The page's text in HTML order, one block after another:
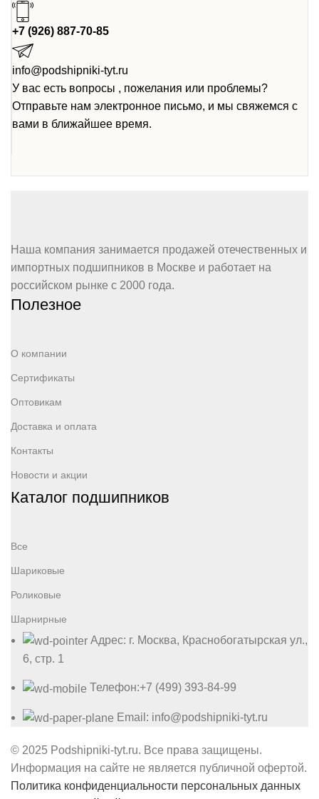
+7 (926) 887-70-85
info@podshipniki-tyt.ru
У вас есть вопросы , пожелания или проблемы?
Отправьте нам электронное письмо, и мы свяжемся с
вами в ближайшее время.
Наша компания занимается продажей отечественных и
импортных подшипников в Москве и работает на
российском рынке с 2000 года.
Полезное
О компании
Сертификаты
Оптовикам
Доставка и оплата
Контакты
Новости и акции
Каталог подшипников
Все
Шариковые
Роликовые
Шарнирные
Адрес: г. Москва, Краснобогатырская ул.,
6, стр. 1
Телефон:+7 (499) 393-84-99
Email: info@podshipniki-tyt.ru
© 2025 Podshipniki-tyt.ru. Все права защищены.
Информация на сайте не является публичной офертой.
Политика конфиденциальности персональных данных